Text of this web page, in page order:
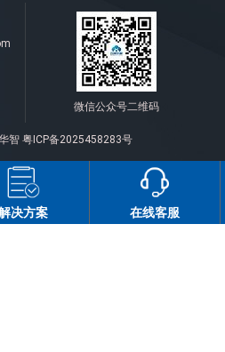
微信公众号二维码
智 粤ICP备2025458283号
决方案 在线客服